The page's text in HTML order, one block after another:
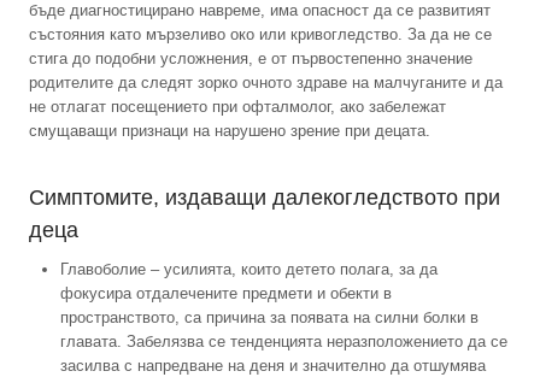
бъде диагностицирано навреме, има опасност да се развитият
състояния като мързеливо око или кривогледство. За да не се
стига до подобни усложнения, е от първостепенно значение
родителите да следят зорко очното здраве на малчуганите и да
не отлагат посещението при офталмолог, ако забележат
смущаващи признаци на нарушено зрение при децата.
Симптомите, издаващи далекогледството при
деца
Главоболие – усилията, които детето полага, за да
фокусира отдалечените предмети и обекти в
пространството, са причина за появата на силни болки в
главата. Забелязва се тенденцията неразположението да се
засилва с напредване на деня и значително да отшумява